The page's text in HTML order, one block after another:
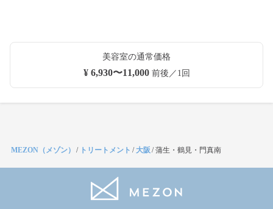
美容室の通常価格
¥ 6,930〜11,000前後／1回
MEZON（メゾン） / トリートメント /大阪 /蒲生・鶴見・門真南